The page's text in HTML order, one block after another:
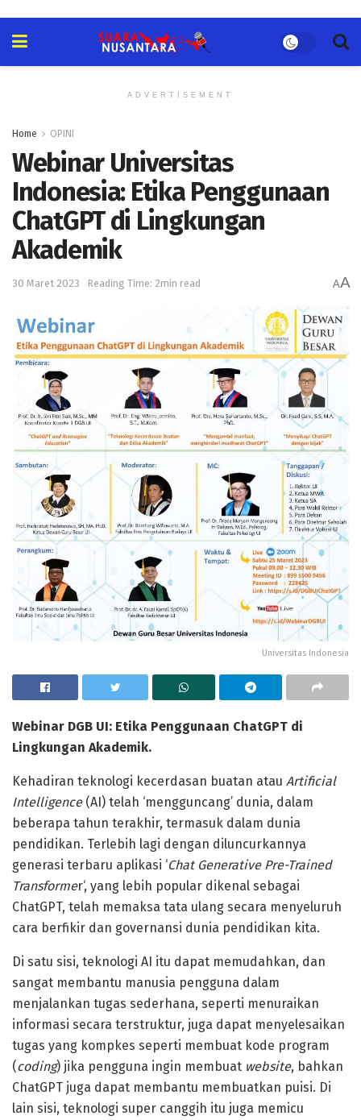
ADVERTISEMENT
Home OPINI
Webinar Universitas
Indonesia: Etika Penggunaan
ChatGPT di Lingkungan
Akademik
30 Maret 2023 Reading Time: 2min read AA
Universitas Indonesia
Webinar DGB UI: Etika Penggunaan ChatGPT di
Lingkungan Akademik.
Kehadiran teknologi kecerdasan buatan atau Artificial
Intelligence(AI) telah ‘mengguncang’ dunia, dalam
beberapa tahun terakhir, termasuk dalam dunia
pendidikan. Terlebih lagi dengan diluncurkannya
generasi terbaru aplikasi ‘Chat Generative Pre-Trained
Transformer‘, yang lebih popular dikenal sebagai
ChatGPT, telah memaksa tata ulang secara menyeluruh
cara berfikir dan governansi dunia pendidikan kita.
Di satu sisi, teknologi AI itu dapat memudahkan, dan
sangat membantu manusia pengguna dalam
menjalankan tugas sederhana, seperti menuraikan
informasi secara terstruktur, juga dapat menyelesaikan
tugas yang kompkes seperti membuat kode program
(coding) jika pengguna ingin membuat website, bahkan
ChatGPT juga dapat membantu membuatkan puisi. Di
lain sisi, teknologi super canggih itu juga memicu